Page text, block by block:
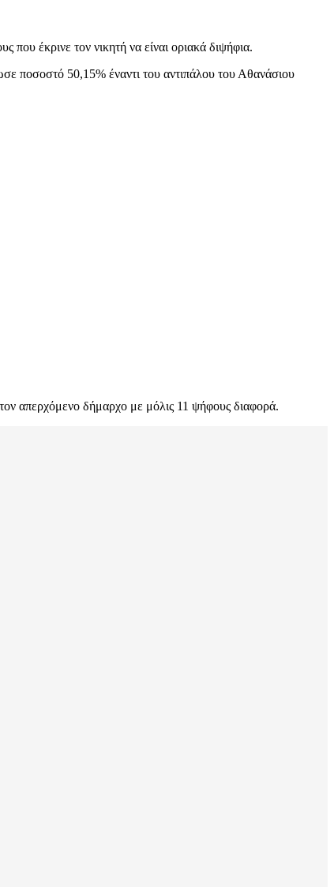
έκρινε τον νικητή να είναι οριακά διψήφια.
ποσοστό 50,15% έναντι του αντιπάλου του Αθανάσιου
απερχόμενο δήμαρχο με μόλις 11 ψήφους διαφορά.